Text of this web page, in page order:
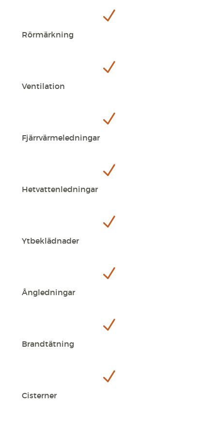
N
Rörmärkning
N
Ventilation
N
Fjärrvärmeledningar
N
Hetvattenledningar
N
Ytbeklädnader
N
Ångledningar
N
Brandtätning
N
Cisterner